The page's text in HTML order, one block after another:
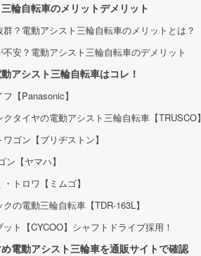
輪自転車のメリットデメリット
群？電動アシスト三輪自転車のメリットとは？
不安？電動アシスト三輪自転車のデメリット
アシスト三輪自転車はコレ！
【Panasonic】
クタイヤの電動アシスト三輪自転車【TRUSCO】
ゴン【ブリヂストン】
ン【ヤマハ】
トロワ【ミムゴ】
の電動三輪自転車【TDR-163L】
ット【CYCOO】シャフトドライブ採用！
電動アシスト三輪車を通販サイトで確認